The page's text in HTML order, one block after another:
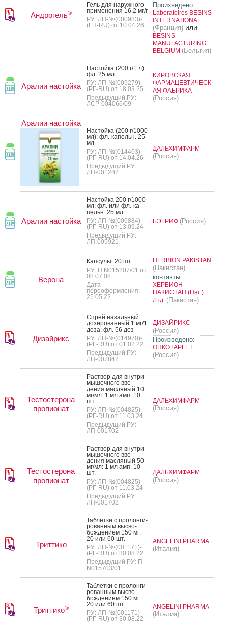
Андрогель®
Гель для на­руж­но­го
при­мене­ния 16.2 мг/г
РУ: ЛП-№(000983)-
(ГП-RU) от 10.04.26
Произведено:
Laboratoires BESINS
INTERNATIONAL
(Франция) или
BESINS
MANUFACTURING
BELGIUM (Бельгия)
Аралии настойка
Нас­той­ка (200 г/1 л):
фл. 25 мл
РУ: ЛП-№(009279)-
(РГ-RU) от 18.03.25
Предыдущий РУ:
ЛСР-004066/09
КИРОВСКАЯ
ФАРМАЦЕВТИЧЕСК
АЯ ФАБРИКА
(Россия)
Аралии настойка
Нас­той­ка (200 г/1000
мл): фл.-ка­пельн. 25
мл
РУ: ЛП-№(014463)-
(РГ-RU) от 14.04.26
Предыдущий РУ:
ЛП-001282
ДАЛЬХИМФАРМ
(Россия)
Аралии настойка
Нас­той­ка 200 г/1000
мл: фл. или фл.-ка­
пельн. 25 мл
РУ: ЛП-№(006884)-
(РГ-RU) от 13.09.24
Предыдущий РУ:
ЛП-005921
БЭГРИФ (Россия)
Верона
Кап­су­лы: 20 шт.
РУ: П N015207/01 от
08.07.08
Дата
переоформления:
25.05.22
HERBION PAKISTAN
(Пакистан)
контакты:
ХЕРБИОН
ПАКИСТАН (Пвт.)
Лтд. (Пакистан)
Дизайрикс
Спрей на­заль­ный
до­зиро­ван­ный 1 мг/1
до­за: фл. 56 доз
РУ: ЛП-№(014970)-
(РГ-RU) от 01.02.22
Предыдущий РУ:
ЛП-007842
ДИЗАЙРИКС
(Россия)
Произведено:
ОНКОТАРГЕТ
(Россия)
Тестостерона
пропионат
Рас­твор для внут­ри­
мышеч­но­го вве­
дения мас­ля­ный 10
мг/мл: 1 мл амп. 10
шт.
РУ: ЛП-№(004825)-
(РГ-RU) от 11.03.24
Предыдущий РУ:
ЛП-001702
ДАЛЬХИМФАРМ
(Россия)
Тестостерона
пропионат
Рас­твор для внут­ри­
мышеч­но­го вве­
дения мас­ля­ный 50
мг/мл: 1 мл амп. 10
шт.
РУ: ЛП-№(004825)-
(РГ-RU) от 11.03.24
Предыдущий РУ:
ЛП-001702
ДАЛЬХИМФАРМ
(Россия)
Триттико
Таб­летки с про­лон­ги­
рован­ным выс­во­
бож­де­ни­ем 150 мг:
20 или 60 шт.
РУ: ЛП-№(001171)-
(РГ-RU) от 30.08.22
Предыдущий РУ: П
N015703/01
ANGELINI PHARMA
(Италия)
Триттико®
Таб­летки с про­лон­ги­
рован­ным выс­во­
бож­де­ни­ем 150 мг:
20 или 60 шт.
РУ: ЛП-№(001171)-
(РГ-RU) от 30.08.22
ANGELINI PHARMA
(Италия)